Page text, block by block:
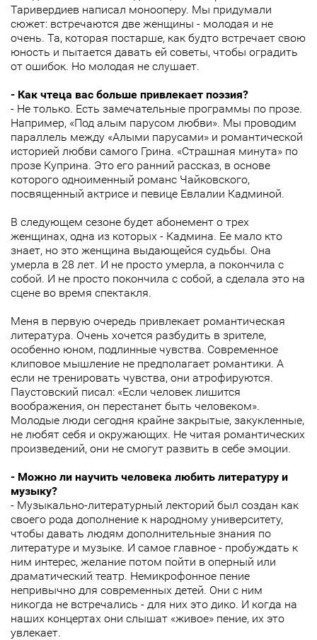
Таривердиев написал монооперу. Мы придумали
сюжет: встречаются две женщины - молодая и не
очень. Та, которая постарше, как будто встречает свою
юность и пытается давать ей советы, чтобы оградить
от ошибок. Но молодая не слушает.
- Как чтеца вас больше привлекает поэзия?
- Не только. Есть замечательные программы по прозе.
Например, «Под алым парусом любви». Мы проводим
параллель между «Алыми парусами» и романтической
историей любви самого Грина. «Страшная минута» по
прозе Куприна. Это его ранний рассказ, в основе
которого одноименный романс Чайковского,
посвященный актрисе и певице Евлалии Кадминой.
В следующем сезоне будет абонемент о трех
женщинах, одна из которых - Кадмина. Ее мало кто
знает, но это женщина выдающейся судьбы. Она
умерла в 28 лет. И не просто умерла, а покончила с
собой. И не просто покончила с собой, а сделала это на
сцене во время спектакля.
Меня в первую очередь привлекает романтическая
литература. Очень хочется разбудить в зрителе,
особенно юном, подлинные чувства. Современное
клиповое мышление не предполагает романтики. А
если не тренировать чувства, они атрофируются.
Паустовский писал: «Если человек лишится
воображения, он перестанет быть человеком».
Молодые люди сегодня крайне закрытые, закукленные,
не любят себя и окружающих. Не читая романтических
произведений, они не смогут развить в себе эмоции.
- Можно ли научить человека любить литературу и
музыку?
- Музыкально-литературный лекторий был создан как
своего рода дополнение к народному университету,
чтобы давать людям дополнительные знания по
литературе и музыке. И самое главное - пробуждать к
ним интерес, желание потом пойти в оперный или
драматический театр. Немикрофонное пение
непривычно для современных детей. Они с ним
никогда не встречались - для них это дико. И когда на
наших концертах они слышат «живое» пение, их это
увлекает.